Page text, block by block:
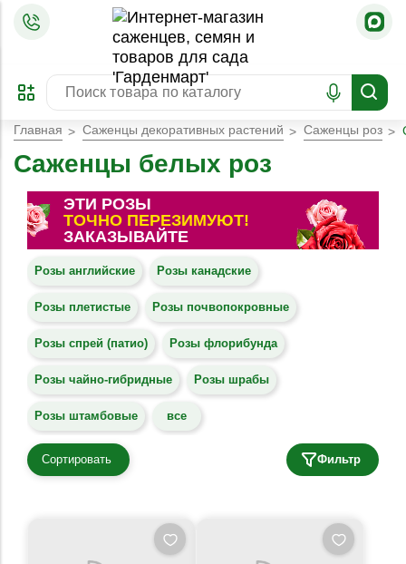
ПРЕДЗАКАЗ
ЗАБРОНИРОВАТЬ
ЛУЧШЕЕ
Главная Саженцы декоративных растений Саженцы роз
Саженцы белых роз
ЭТИ РОЗЫ
ТОЧНО ПЕРЕЗИМУЮТ!
ЗАКАЗЫВАЙТЕ
Розы английские Розы канадские
Розы плетистые Розы почвопокровные
Розы спрей (патио) Розы флорибунда
Розы чайно-гибридные Розы шрабы
Розы штамбовые все
Сортировать Фильтр